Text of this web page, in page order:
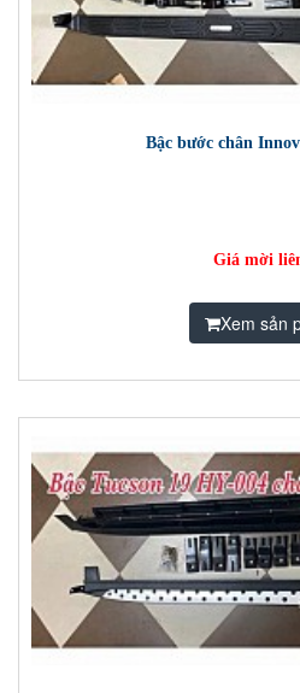
Bậc bước chân
Giá mời
Xem sản